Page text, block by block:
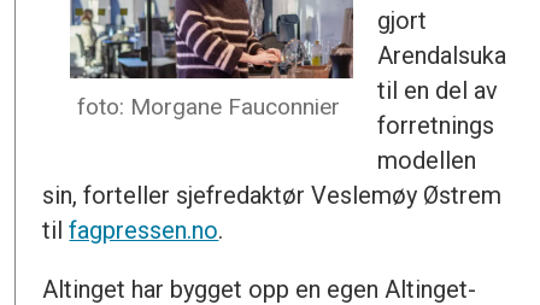
foto: Morgane Fauconnier
gjort
Arendalsuka
til en del av
forretnings
modellen
sin, forteller sjefredaktør Veslemøy Østrem
tilfagpressen.no.
Altinget har bygget opp en egen Altinget-